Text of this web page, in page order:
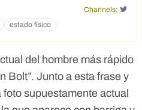
Channels:
estado físico
del hombre más rápido
Bolt”. Junto a esta frase y
foto supuestamente actual